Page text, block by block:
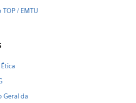
TOP / EMTU
Geral da